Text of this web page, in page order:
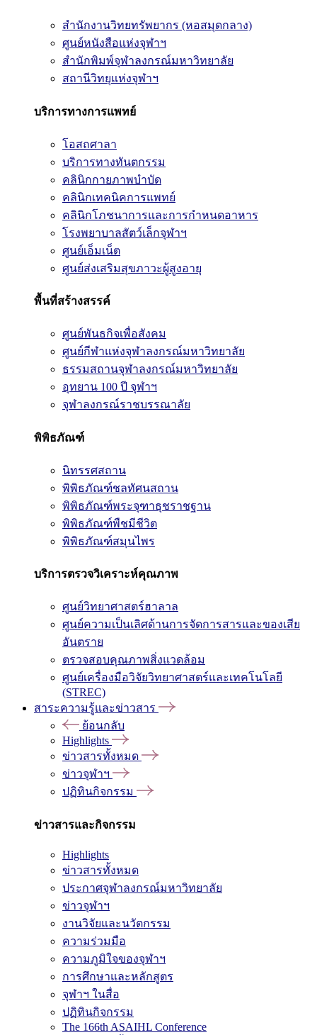
สำนักงานวิทยทรัพยากร (หอสมุดกลาง)
ศูนย์หนังสือแห่งจุฬาฯ
สำนักพิมพ์จุฬาลงกรณ์มหาวิทยาลัย
สถานีวิทยุแห่งจุฬาฯ
บริการทางการแพทย์
โอสถศาลา
บริการทางทันตกรรม
คลินิกกายภาพบำบัด
คลินิกเทคนิคการแพทย์
คลินิกโภชนาการและการกำหนดอาหาร
โรงพยาบาลสัตว์เล็กจุฬาฯ
ศูนย์เอ็มเน็ต
ศูนย์ส่งเสริมสุขภาวะผู้สูงอายุ
พื้นที่สร้างสรรค์
ศูนย์พันธกิจเพื่อสังคม
ศูนย์กีฬาแห่งจุฬาลงกรณ์มหาวิทยาลัย
ธรรมสถานจุฬาลงกรณ์มหาวิทยาลัย
อุทยาน 100 ปี จุฬาฯ
จุฬาลงกรณ์ราชบรรณาลัย
พิพิธภัณฑ์
นิทรรศสถาน
พิพิธภัณฑ์ชลทัศนสถาน
พิพิธภัณฑ์พระจุฑาธุชราชฐาน
พิพิธภัณฑ์พืชมีชีวิต
พิพิธภัณฑ์สมุนไพร
บริการตรวจวิเคราะห์คุณภาพ
ศูนย์วิทยาศาสตร์ฮาลาล
ศูนย์ความเป็นเลิศด้านการจัดการสารและของเสีย
อันตราย
ตรวจสอบคุณภาพสิ่งแวดล้อม
ศูนย์เครื่องมือวิจัยวิทยาศาสตร์และเทคโนโลยี
(STREC)
สาระความรู้และข่าวสาร
ย้อนกลับ
Highlights
ข่าวสารทั้งหมด
ข่าวจุฬาฯ
ปฏิทินกิจกรรม
ข่าวสารและกิจกรรม
Highlights
ข่าวสารทั้งหมด
ประกาศจุฬาลงกรณ์มหาวิทยาลัย
ข่าวจุฬาฯ
งานวิจัยและนวัตกรรม
ความร่วมมือ
ความภูมิใจของจุฬาฯ
การศึกษาและหลักสูตร
จุฬาฯ ในสื่อ
ปฏิทินกิจกรรม
The 166th ASAIHL Conference